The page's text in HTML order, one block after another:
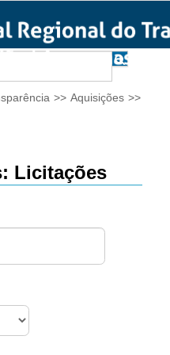
>> Aquisições >>
Licitações